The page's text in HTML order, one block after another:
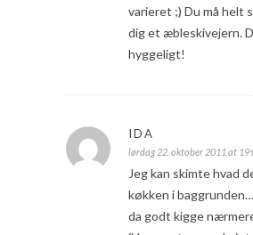
varieret ;) Du må helt
dig et æbleskivejern.
hyggeligt!
IDA
lørdag 22. oktober 2011 at
Jeg kan skimte hvad
køkken i
da godt kigge